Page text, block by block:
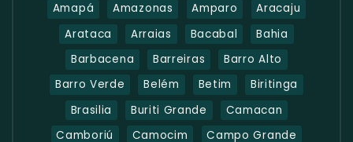
Amapá
Amazonas Amparo
Aracaju
Arataca
Arraias Bacabal
Bahia
Barbacena
Barreiras
Barro Alto
Barro Verde
Belém Betim
Biritinga
Brasilia
Buriti Grande
Camacan
Camboriú
Camocim
Campo Grande